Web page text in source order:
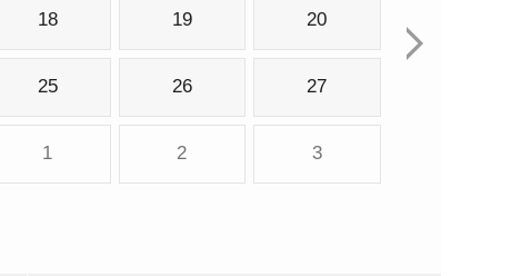
18 19 20
25 26 27
1 2 3